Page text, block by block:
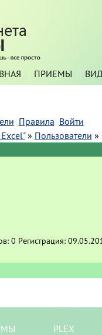
ПРИЕМЫ
Правила Войти
» Пользователи »
0 Регистрация:
PLEX